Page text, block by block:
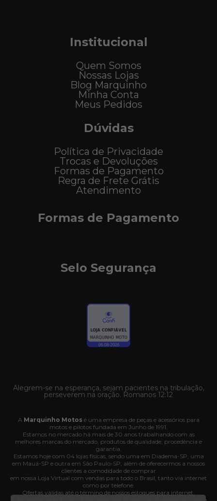
Institucional
Quem Somos
Nossas Lojas
Blog Marquinho
Minha Conta
Meus Pedidos
Dúvidas
Política de Privacidade
Trocas e Devoluções
Formas de Pagamento
Regra de Frete Grátis
Atendimento
Formas de Pagamento
Selo Segurança
Alegrem-se na esperança, sejam pacientes na tribulação,
perseverem na oração. Romanos 12:12
A Marquinho Motosé uma empresa de peças e acessórios para
motos e pilotos fundada em Junho de 1991.
Estamos no mercado há mais de 30 anos trabalhando com as
melhores marcas do mercado, produtos de qualidade, procedência e
garantia.
Estamos hoje com 04 lojas físicas, sendo uma em Diadema-SP, uma
em Mauá-SP e outra em São Paulo-SP, além de oferecermos a nossos
clientes a comodidade de comprar
em nossa Loja Virtual com vendas para todo o Brasil, tanto via internet
como por telefone.
Ofertas válidas até o término de nossos estoques para internet.